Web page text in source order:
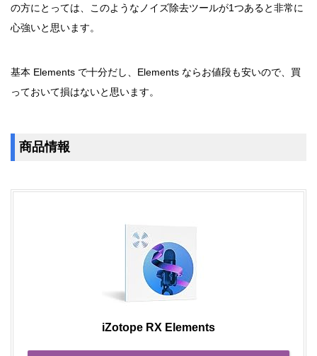
の方にとっては、このようなノイズ除去ツールが1つあると非常に
心強いと思います。
基本 Elements で十分だし、Elements ならお値段も安いので、買
っておいて損はないと思います。
商品情報
iZotope RX Elements